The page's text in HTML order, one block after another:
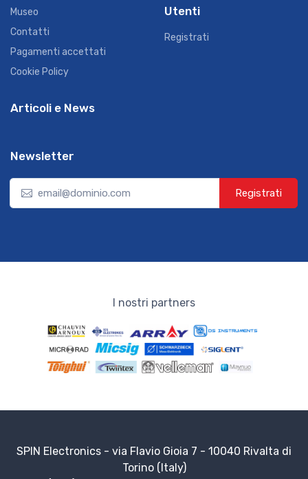
Museo
Contatti
Pagamenti accettati
Cookie Policy
Utenti
Registrati
Articoli e News
Newsletter
Registrati
I nostri partners
SPIN Electronics - via Flavio Gioia 7 - 10040 Rivalta di
Torino (Italy)